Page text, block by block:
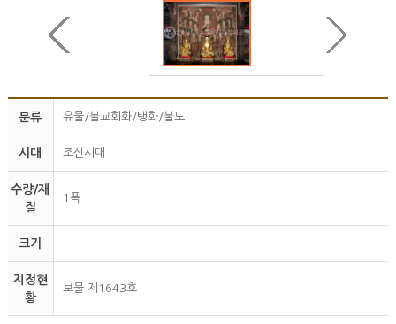
분류 유물/불교회화/탱화/불도
시대 조선시대
수량/재
질
1폭
크기
지정현
황
보물 제1643호